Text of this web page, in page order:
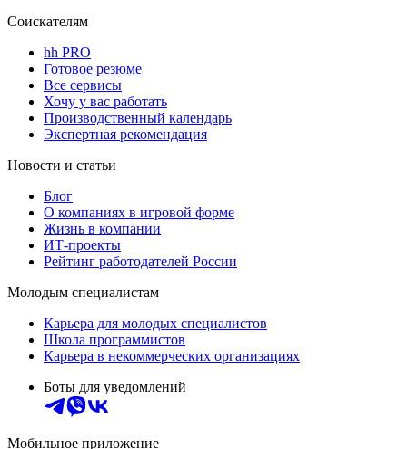
Соискателям
hh PRO
Готовое резюме
Все сервисы
Хочу у вас работать
Производственный календарь
Экспертная рекомендация
Новости и статьи
Блог
О компаниях в игровой форме
Жизнь в компании
ИТ-проекты
Рейтинг работодателей России
Молодым специалистам
Карьера для молодых специалистов
Школа программистов
Карьера в некоммерческих организациях
Боты для уведомлений
Мобильное приложение